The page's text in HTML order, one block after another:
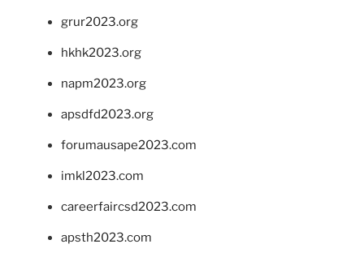
grur2023.org
hkhk2023.org
napm2023.org
apsdfd2023.org
forumausape2023.com
imkl2023.com
careerfaircsd2023.com
apsth2023.com